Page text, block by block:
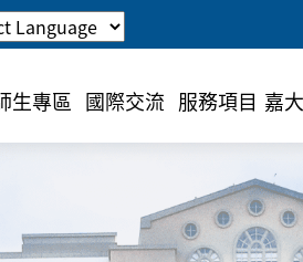
生專區 國際交流 服務項目 嘉